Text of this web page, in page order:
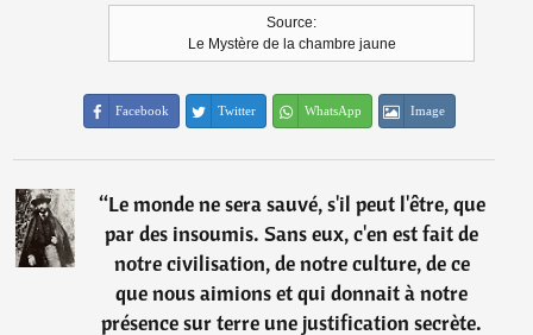
Source:
Le Mystère de la chambre jaune
Facebook Twitter WhatsApp Image
“Le monde ne sera sauvé, s'il peut l'être, que
par des insoumis. Sans eux, c'en est fait de
notre civilisation, de notre culture, de ce
que nous aimions et qui donnait à notre
présence sur terre une justification secrète.